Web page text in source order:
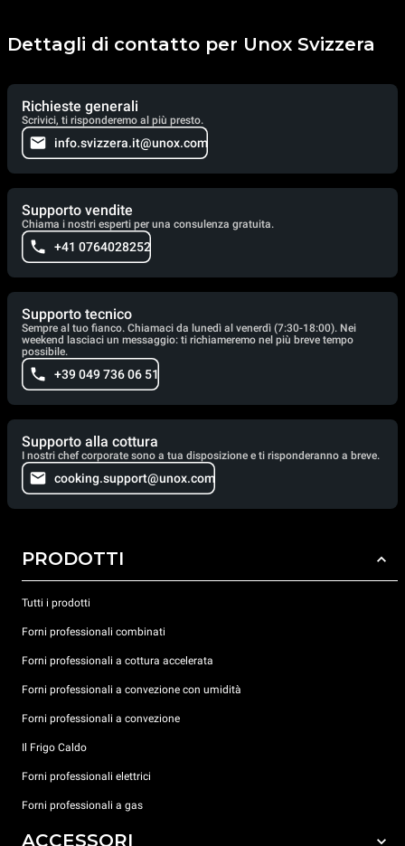
Dettagli di contatto per Unox Svizzera
Richieste generali
Scrivici, ti risponderemo al più presto.
info.svizzera.it@unox.com
Supporto vendite
Chiama i nostri esperti per una consulenza gratuita.
+41 0764028252
Supporto tecnico
Sempre al tuo fianco. Chiamaci da lunedì al venerdì (7:30-18:00). Nei
weekend lasciaci un messaggio: ti richiameremo nel più breve tempo
possibile.
+39 049 736 06 51
Supporto alla cottura
I nostri chef corporate sono a tua disposizione e ti risponderanno a breve.
cooking.support@unox.com
PRODOTTI
Tutti i prodotti
Forni professionali combinati
Forni professionali a cottura accelerata
Forni professionali a convezione con umidità
Forni professionali a convezione
Il Frigo Caldo
Forni professionali elettrici
Forni professionali a gas
ACCESSORI